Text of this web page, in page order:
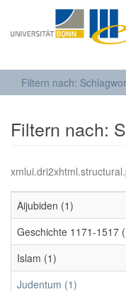
Filtern nach:
Filtern nach:
Aijubiden (1)
Geschichte 1171-1517
Islam (1)
Judentum (1)